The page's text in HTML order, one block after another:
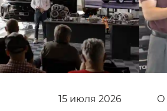
15 июля 2026 О